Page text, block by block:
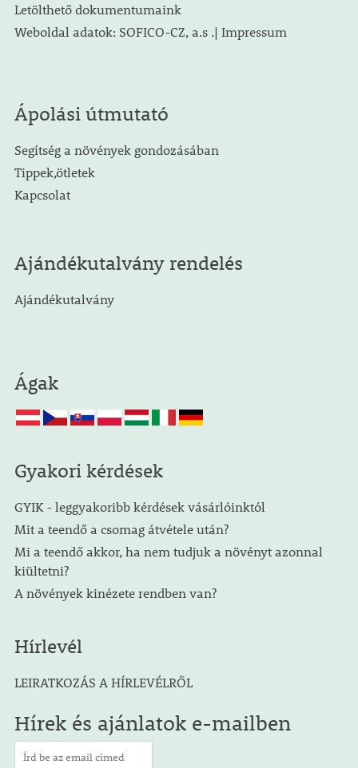
Letölthető dokumentumaink
Weboldal adatok: SOFICO-CZ, a.s .| Impressum
Ápolási útmutató
Segítség a növények gondozásában
Tippek,ötletek
Kapcsolat
Ajándékutalvány rendelés
Ajándékutalvány
Ágak
Gyakori kérdések
GYIK - leggyakoribb kérdések vásárlóinktól
Mit a teendő a csomag átvétele után?
Mi a teendő akkor, ha nem tudjuk a növényt azonnal
kiültetni?
A növények kinézete rendben van?
Hírlevél
LEIRATKOZÁS A HÍRLEVÉLRŐL
Hírek és ajánlatok e-mailben